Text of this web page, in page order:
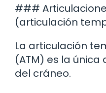
###
(articulación
La articulación
(ATM) es la
del cráneo.